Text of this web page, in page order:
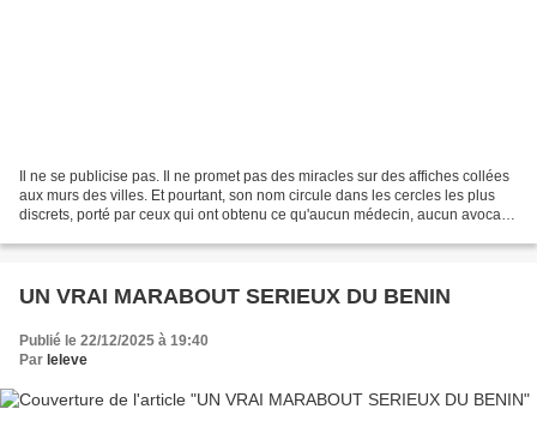
Il ne se publicise pas. Il ne promet pas des miracles sur des affiches collées
aux murs des villes. Et pourtant, son nom circule dans les cercles les plus
discrets, porté par ceux qui ont obtenu ce qu'aucun médecin, aucun avocat,
UN VRAI MARABOUT SERIEUX DU BENIN
Publié le 22/12/2025 à 19:40
Par leleve